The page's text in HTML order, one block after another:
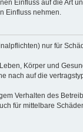
Einfluss auf die Art
Einfluss nehmen.
nur für
Körper und
nach auf die
Verhalten des
für mittelbare